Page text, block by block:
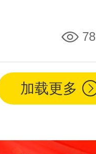
加载更多